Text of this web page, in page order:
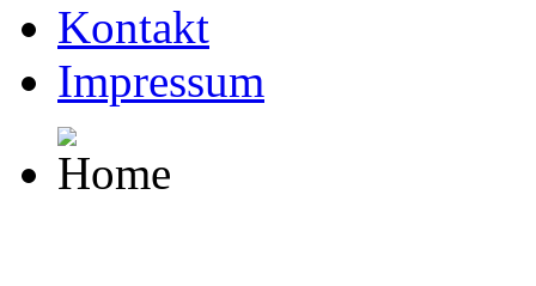
Kontakt
Impressum